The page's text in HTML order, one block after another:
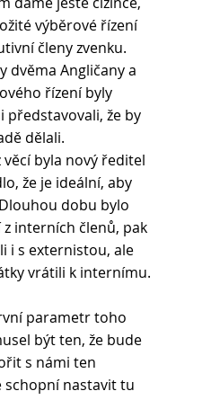
výběrové řízení
členy zvenku.
dvěma Angličany a
řízení byly
představovali, že by
dělali.
byla nový ředitel
že je ideální, aby
dobu bylo
interních členů, pak
i s externistou, ale
vrátili k internímu.
parametr toho
být ten, že bude
s námi ten
nastavit tu